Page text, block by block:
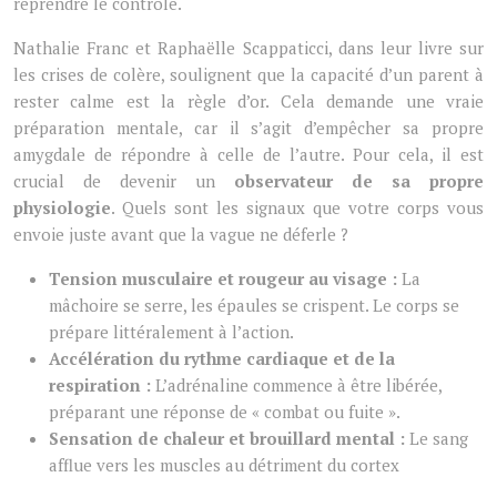
Nathalie Franc et Raphaëlle Scappaticci, dans leur livre sur
les crises de colère, soulignent que la capacité d’un parent à
rester calme est la règle d’or. Cela demande une vraie
préparation mentale, car il s’agit d’empêcher sa propre
amygdale de répondre à celle de l’autre. Pour cela, il est
crucial de devenir un observateur de sa propre
physiologie. Quels sont les signaux que votre corps vous
envoie juste avant que la vague ne déferle ?
Tension musculaire et rougeur au visage : La
mâchoire se serre, les épaules se crispent. Le corps se
prépare littéralement à l’action.
Accélération du rythme cardiaque et de la
respiration : L’adrénaline commence à être libérée,
préparant une réponse de « combat ou fuite ».
Sensation de chaleur et brouillard mental : Le sang
afflue vers les muscles au détriment du cortex